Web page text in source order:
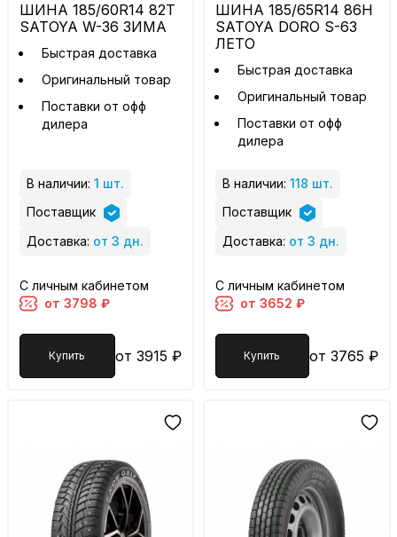
ШИНА 185/60R14 82T
SATOYA W-36 ЗИМА
Быстрая доставка
Оригинальный товар
Поставки от офф
дилера
В наличии: 1 шт.
Поставщик
Доставка: от 3 дн.
С личным кабинетом
от 3798 ₽
Купить от 3915 ₽
ШИНА 185/65R14 86H
SATOYA DORO S-63
ЛЕТО
Быстрая доставка
Оригинальный товар
Поставки от офф
дилера
В наличии: 118 шт.
Поставщик
Доставка: от 3 дн.
С личным кабинетом
от 3652 ₽
Купить от 3765 ₽